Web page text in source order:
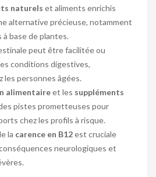
naturels et aliments enrichis
alternative précieuse, notamment
à base de plantes.
peut être facilitée ou
conditions digestives,
les personnes âgées.
alimentaireet les suppléments
pistes prometteuses pour
chez les profils à risque.
la carence en B12est cruciale
neurologiques et